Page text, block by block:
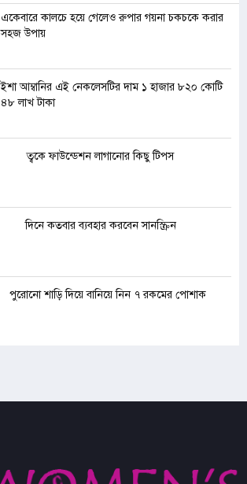
একেবারে কালচে হয়ে গেলেও রুপার গয়না চকচকে করার
সহজ উপায়
ইশা আম্বানির এই নেকলেসটির দাম ১ হাজার ৮২০ কোটি
৪৮ লাখ টাকা
ত্বকে ফাউন্ডেশন লাগানোর কিছু টিপস
দিনে কতবার ব্যবহার করবেন সানস্ক্রিন
পুরোনো শাড়ি দিয়ে বানিয়ে নিন ৭ রকমের পোশাক